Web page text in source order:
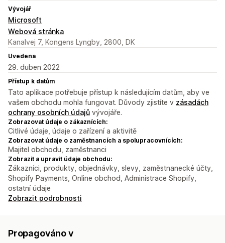
Vývojář
Microsoft
Webová stránka
Kanalvej 7, Kongens Lyngby, 2800, DK
Uvedena
29. duben 2022
Přístup k datům
Tato aplikace potřebuje přístup k následujícím datům, aby ve
vašem obchodu mohla fungovat. Důvody zjistíte v zásadách
ochrany osobních údajů vývojáře.
Zobrazovat údaje o zákaznících:
Citlivé údaje, údaje o zařízení a aktivitě
Zobrazovat údaje o zaměstnancích a spolupracovnících:
Majitel obchodu, zaměstnanci
Zobrazit a upravit údaje obchodu:
Zákazníci, produkty, objednávky, slevy, zaměstnanecké účty,
Shopify Payments, Online obchod, Administrace Shopify,
ostatní údaje
Zobrazit podrobnosti
Propagováno v